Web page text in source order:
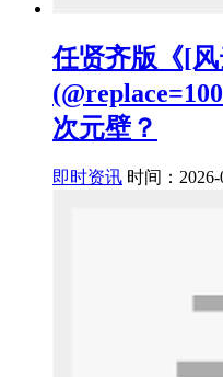
任贤齐版《[
次元壁？
即时资讯 时间：2026-